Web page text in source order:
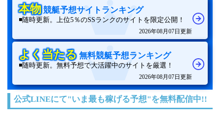
本物 競艇予想サイトランキング
◾️随時更新。上位5％のSSランクのサイトを限定公開！
2026年08月07日更新
よく当たる 無料競艇予想ランキング
◾️随時更新。無料予想で大活躍中のサイトを厳選！
2026年08月07日更新
公式LINEにて"いま最も稼げる予想"を無料配信中!!